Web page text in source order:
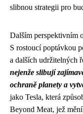
slibnou strategii pro
Dalším perspektivním
S rostoucí poptávkou
a dalších udržitelných
nejenže slibují
ochraně planety a
jako Tesla, která
Beyond Meat, jež